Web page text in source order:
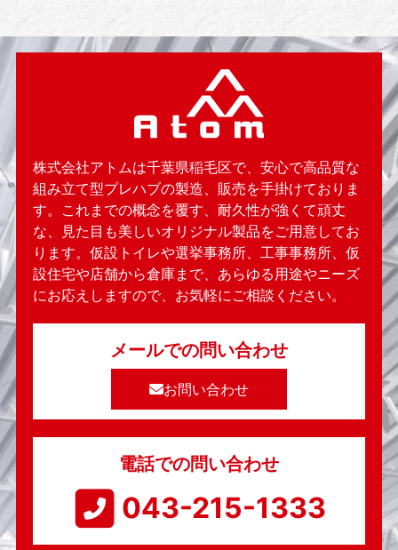
株式会社アトムは千葉県稲毛区で、安心で高品質な
組み立て型プレハブの製造、販売を手掛けておりま
す。これまでの概念を覆す、耐久性が強くて頑丈
な、見た目も美しいオリジナル製品をご用意してお
ります。仮設トイレや選挙事務所、工事事務所、仮
設住宅や店舗から倉庫まで、あらゆる用途やニーズ
にお応えしますので、お気軽にご相談ください。
メールでの問い合わせ
お問い合わせ
電話での問い合わせ
043-215-1333​